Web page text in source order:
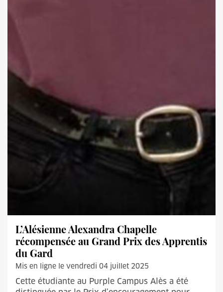
L’Alésienne Alexandra Chapelle
récompensée au Grand Prix des Apprentis
du Gard
Mis en ligne le vendredi 04 juillet 2025
Cette étudiante au Purple Campus Alès a été